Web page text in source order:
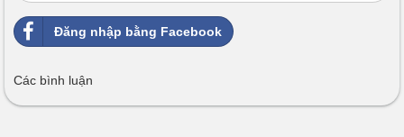
Đăng nhập bằng Facebook
Các bình luận